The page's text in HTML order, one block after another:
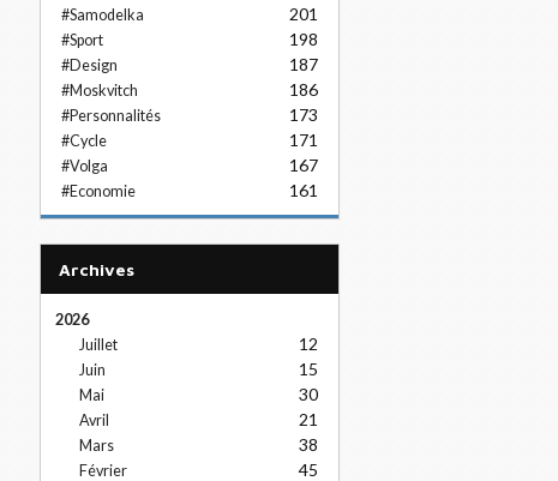
#Samodelka 201
#Sport 198
#Design 187
#Moskvitch 186
#Personnalités 173
#Cycle 171
#Volga 167
#Economie 161
Archives
2026
Juillet
12
Juin 15
Mai 30
Avril 21
Mars 38
Février 45